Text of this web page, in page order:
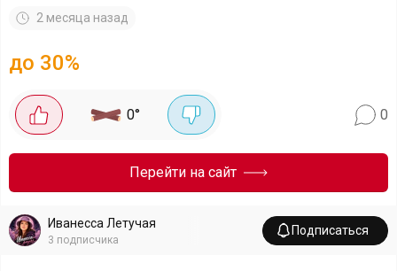
2 месяца назад
до 30%
0° 0
Перейти на сайт
Иванесса Летучая
3 подписчика
Подписаться